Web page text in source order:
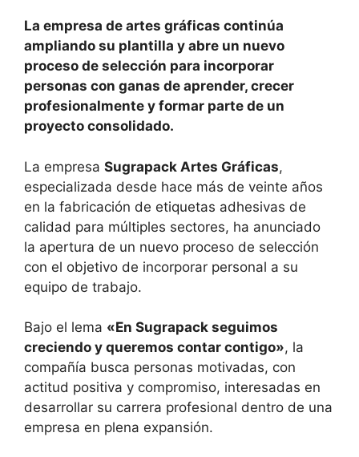
La empresa de artes gráficas continúa
ampliando su plantilla y abre un nuevo
proceso de selección para incorporar
personas con ganas de aprender, crecer
profesionalmente y formar parte de un
proyecto consolidado.
La empresa Sugrapack Artes Gráficas,
especializada desde hace más de veinte años
en la fabricación de etiquetas adhesivas de
calidad para múltiples sectores, ha anunciado
la apertura de un nuevo proceso de selección
con el objetivo de incorporar personal a su
equipo de trabajo.
Bajo el lema «En Sugrapack seguimos
creciendo y queremos contar contigo», la
compañía busca personas motivadas, con
actitud positiva y compromiso, interesadas en
desarrollar su carrera profesional dentro de una
empresa en plena expansión.